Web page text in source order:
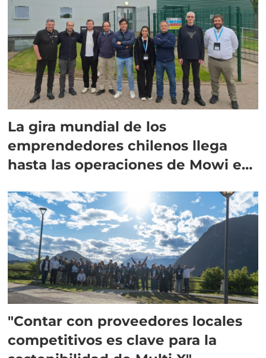
La gira mundial de los
emprendedores chilenos llega
hasta las operaciones de Mowi en
"Contar con proveedores locales
competitivos es clave para la